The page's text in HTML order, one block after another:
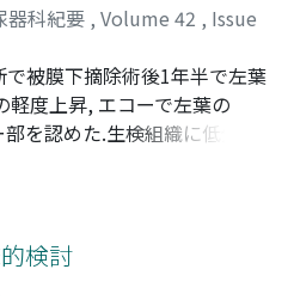
器科紀要 , Volume 42 , Issue
仁;黛, 卓爾;清水, 俊寛;
;SATO, Jin;MAYUZUMI,
被膜下摘除術後1年半で左葉
軽度上昇, エコーで左葉の
を認めた.生検組織に低分化
, 骨シンチグラムで腰椎への
agonistによるホルモン療
検討